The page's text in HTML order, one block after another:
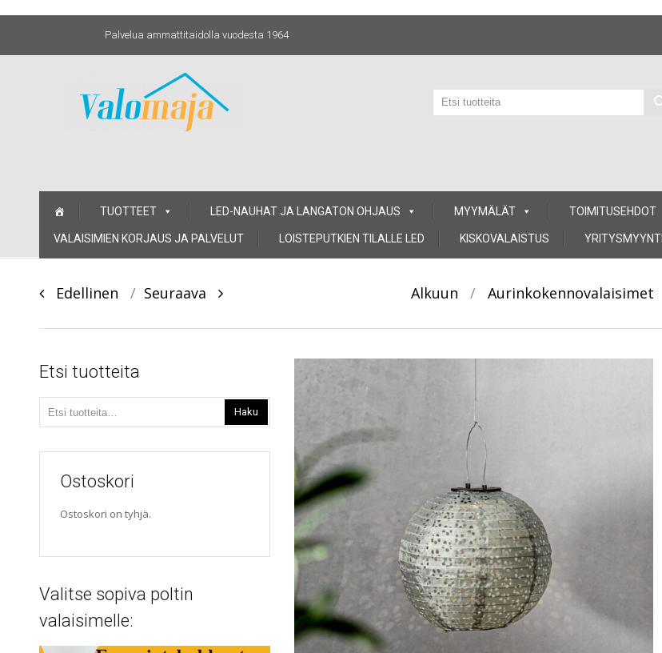
Palvelua ammattitaidolla vuodesta 1964
TUOTTEET LED-NAUHAT JA LANGATON OHJAUS MYYMÄLÄT TOIMITUSEHDOT
VALAISIMIEN KORJAUS JA PALVELUT LOISTEPUTKIEN TILALLE LED KISKOVALAISTUS YRITYSMYYNTI
Post
Edellinen Seuraava Alkuun / Aurinkokennovalaisimet
Etsi tuotteita
Haku
Ostoskori
Ostoskori on tyhjä.
Valitse sopiva poltin
valaisimelle: